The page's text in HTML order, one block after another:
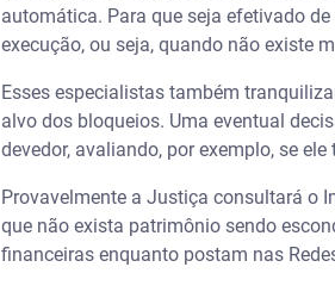
automática. Para que seja efetivado
execução, ou seja, quando não existe
Esses especialistas também
alvo dos bloqueios. Uma eventual
devedor, avaliando, por exemplo, se
Provavelmente a Justiça consultará o
que não exista patrimônio sendo
financeiras enquanto postam nas